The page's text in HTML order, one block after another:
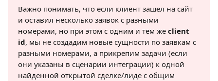
Важно понимать, что если клиент зашел на сайт
и оставил несколько заявок с разными
номерами, но при этом с одним и тем же client
id, мы не создадим новые сущности по заявкам с
разными номерами, а прикрепим задачи (если
они указаны в сценарии интеграции) к одной
найденной открытой сделке/лиде с общим